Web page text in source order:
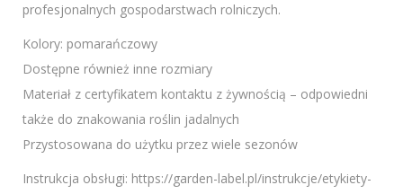
profesjonalnych gospodarstwach rolniczych.
Kolory: pomarańczowy
Dostępne również inne rozmiary
Materiał z certyfikatem kontaktu z żywnością – odpowiedni
także do znakowania roślin jadalnych
Przystosowana do użytku przez wiele sezonów
Instrukcja obsługi: https://garden-label.pl/instrukcje/etykiety-